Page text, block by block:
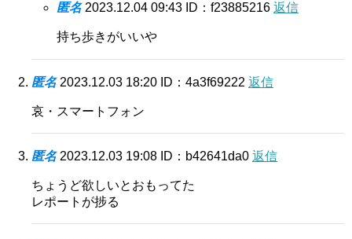
匿名 2023.12.04 09:43 ID：f23885216 返信
持ち歩きがいいや
匿名 2023.12.03 18:20 ID：4a3f69222 返信
哀・スマートフォン
匿名 2023.12.03 19:08 ID：b42641da0 返信
ちょうど欲しいとおもってた
レポートが捗る